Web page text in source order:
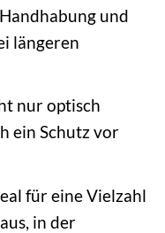
und
längeren
nur optisch
ein Schutz vor
für eine Vielzahl
in der